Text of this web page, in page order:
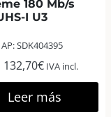
180 Mb/s
I U3
SDK404395
132,70€ IVA incl.
Leer más